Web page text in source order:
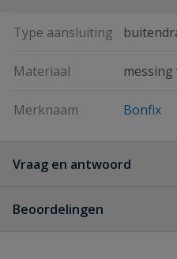
Type aansluiting
Materiaal
Merknaam Bonfix
Vraag en antwoord
Beoordelingen